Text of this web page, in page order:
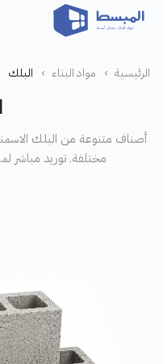
الرئيسية › مواد البناء › البلك
أصناف متنوعة من البلك
مختلفة. توريد مباشر